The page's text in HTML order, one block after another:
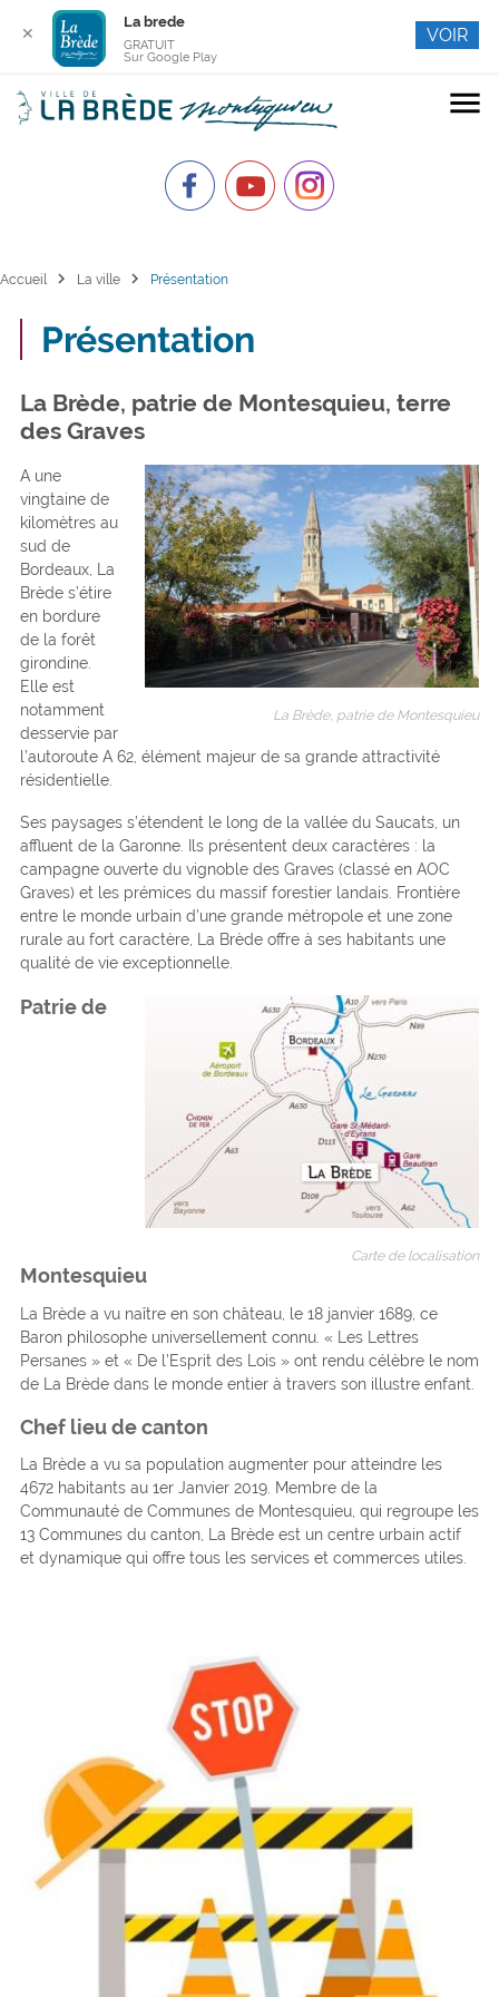
menu
Accueil chevron_right La ville chevron_right Présentation
Présentation
La Brède, patrie de Montesquieu, terre
des Graves
La Brède, patrie de Montesquieu
A une
vingtaine de
kilomètres au
sud de
Bordeaux, La
Brède s’étire
en bordure
de la forêt
girondine.
Elle est
notamment
desservie par
l’autoroute A 62, élément majeur de sa grande attractivité
résidentielle.
Ses paysages s’étendent le long de la vallée du Saucats, un
affluent de la Garonne. Ils présentent deux caractères : la
campagne ouverte du vignoble des Graves (classé en AOC
Graves) et les prémices du massif forestier landais. Frontière
entre le monde urbain d’une grande métropole et une zone
rurale au fort caractère, La Brède offre à ses habitants une
qualité de vie exceptionnelle.
Carte de localisation
Patrie de
Montesquieu
La Brède a vu naître en son château, le 18 janvier 1689, ce
Baron philosophe universellement connu. « Les Lettres
Persanes » et « De l’Esprit des Lois » ont rendu célèbre le nom
de La Brède dans le monde entier à travers son illustre enfant.
Chef lieu de canton
La Brède a vu sa population augmenter pour atteindre les
4672 habitants au 1er Janvier 2019. Membre de la
Communauté de Communes de Montesquieu, qui regroupe les
13 Communes du canton, La Brède est un centre urbain actif
et dynamique qui offre tous les services et commerces utiles.
✕
La brede
GRATUIT
Sur Google Play
VOIR